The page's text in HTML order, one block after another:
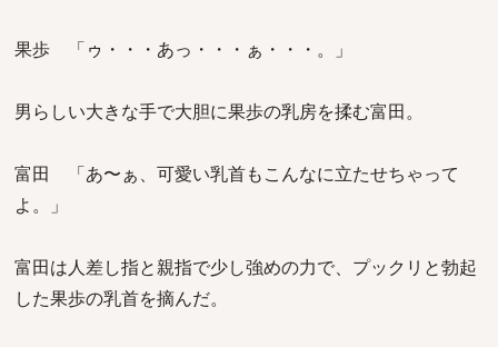
果歩 「ゥ・・・あっ・・・ぁ・・・。」
男らしい大きな手で大胆に果歩の乳房を揉む富田。
富田 「あ〜ぁ、可愛い乳首もこんなに立たせちゃって
よ。」
富田は人差し指と親指で少し強めの力で、プックリと勃起
した果歩の乳首を摘んだ。